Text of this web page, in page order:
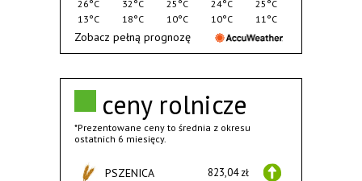
ceny rolnicze
*Prezentowane ceny to średnia z okresu
ostatnich 6 miesięcy.
PSZENICA 823,04 zł
26°C
13°C
32°C
18°C
25°C
10°C
24°C
10°C
25°C
11°C
Zobacz pełną prognozę